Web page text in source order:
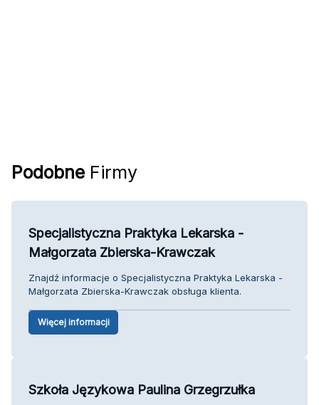
Podobne Firmy
Specjalistyczna Praktyka Lekarska -
Małgorzata Zbierska-Krawczak
Znajdź informacje o Specjalistyczna Praktyka Lekarska -
Małgorzata Zbierska-Krawczak obsługa klienta.
Więcej informacji
Szkoła Językowa Paulina Grzegrzułka